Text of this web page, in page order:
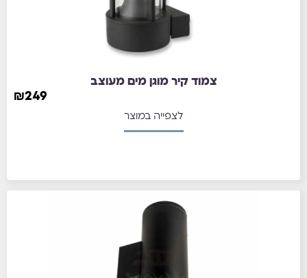
צמוד קיר מוגן מים מעוצב
₪249
לצפייה במוצר